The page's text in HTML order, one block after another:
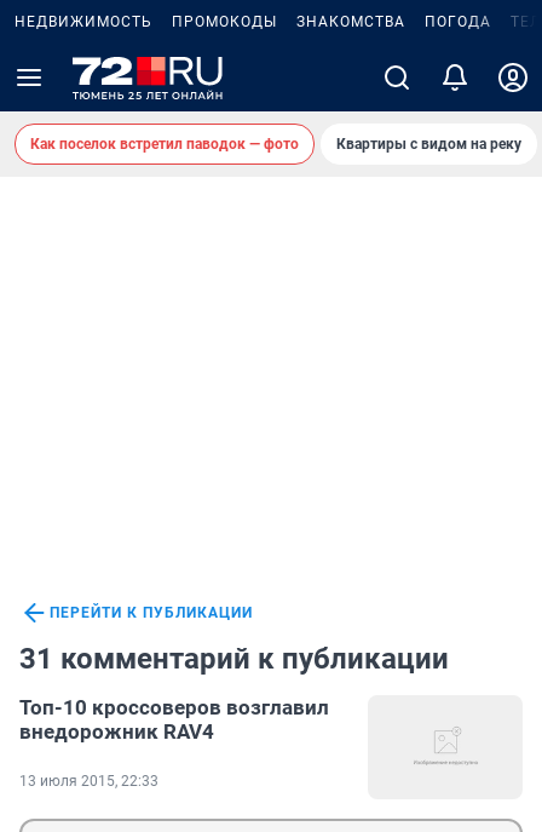
НЕДВИЖИМОСТЬ ПРОМОКОДЫ ЗНАКОМСТВА ПОГОДА
Как поселок встретил паводок — фото Квартиры с видом на реку
ПЕРЕЙТИ К ПУБЛИКАЦИИ
31 комментарий к публикации
Топ-10 кроссоверов возглавил
внедорожник RAV4
13 июля 2015, 22:33